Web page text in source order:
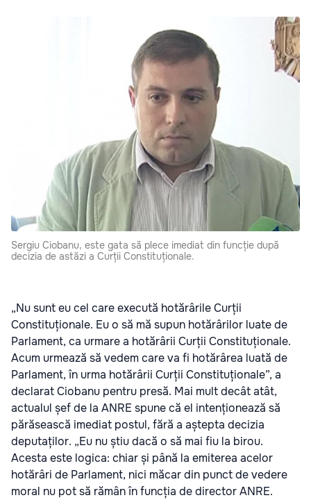
Sergiu Ciobanu, este gata să plece imediat din funcție după
decizia de astăzi a Curții Constituționale.
„Nu sunt eu cel care execută hotărârile Curții
Constituționale. Eu o să mă supun hotărârilor luate de
Parlament, ca urmare a hotărârii Curții Constituționale.
Acum urmează să vedem care va fi hotărârea luată de
Parlament, în urma hotărârii Curții Constituționale”, a
declarat Ciobanu pentru presă. Mai mult decât atât,
actualul șef de la ANRE spune că el intenționează să
părăsească imediat postul, fără a aștepta decizia
deputaților. „Eu nu știu dacă o să mai fiu la birou.
Acesta este logica: chiar și până la emiterea acelor
hotărâri de Parlament, nici măcar din punct de vedere
moral nu pot să rămân în funcția de director ANRE.